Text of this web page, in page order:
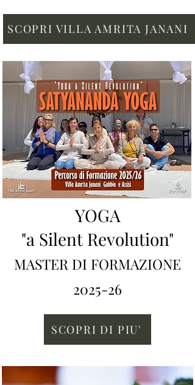
SCOPRI VILLA AMRITA JANANI
YOGA
"a Silent Revolution"
MASTER DI FORMAZIONE
2025-26
SCOPRI DI PIU'